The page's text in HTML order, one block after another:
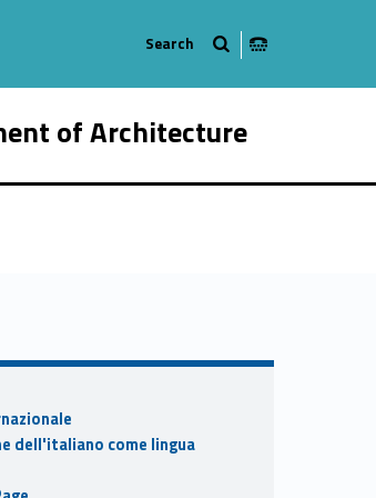
of Architecture
dell'italiano come lingua